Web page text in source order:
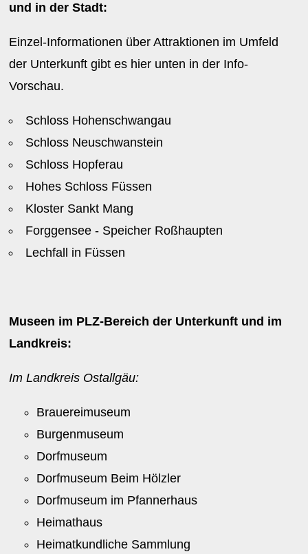
und in der Stadt:
Einzel-Informationen über Attraktionen im Umfeld
der Unterkunft gibt es hier unten in der Info-
Vorschau.
Schloss Hohenschwangau
Schloss Neuschwanstein
Schloss Hopferau
Hohes Schloss Füssen
Kloster Sankt Mang
Forggensee - Speicher Roßhaupten
Lechfall in Füssen
Museen im PLZ-Bereich der Unterkunft und im
Landkreis:
Im Landkreis Ostallgäu:
Brauereimuseum
Burgenmuseum
Dorfmuseum
Dorfmuseum Beim Hölzler
Dorfmuseum im Pfannerhaus
Heimathaus
Heimatkundliche Sammlung